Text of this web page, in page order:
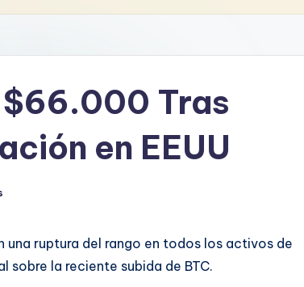
$66.000 Tras
en EEUU
una ruptura del rango en todos los activos de
sobre la reciente subida de BTC.